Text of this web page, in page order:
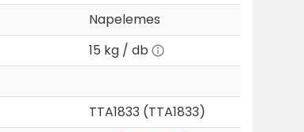
Napelemes
15 kg / db
TTA1833 (TTA1833)